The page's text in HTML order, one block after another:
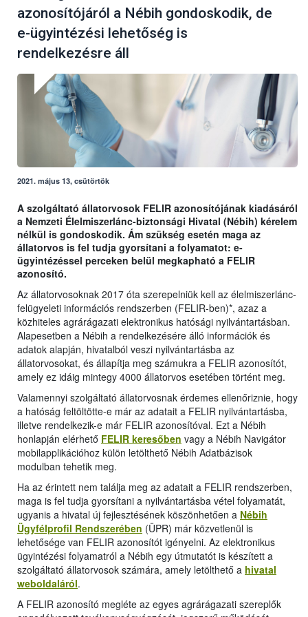
azonosítójáról a Nébih gondoskodik, de
e-ügyintézési lehetőség is
rendelkezésre áll
2021. május 13, csütörtök
A szolgáltató állatorvosok FELIR azonosítójának kiadásáról
a Nemzeti Élelmiszerlánc-biztonsági Hivatal (Nébih) kérelem
nélkül is gondoskodik. Ám szükség esetén maga az
állatorvos is fel tudja gyorsítani a folyamatot: e-
ügyintézéssel perceken belül megkapható a FELIR
azonosító.
Az állatorvosoknak 2017 óta szerepelniük kell az élelmiszerlánc-
felügyeleti információs rendszerben (FELIR-ben)*, azaz a
közhiteles agrárágazati elektronikus hatósági nyilvántartásban.
Alapesetben a Nébih a rendelkezésére álló információk és
adatok alapján, hivatalból veszi nyilvántartásba az
állatorvosokat, és állapítja meg számukra a FELIR azonosítót,
amely ez idáig mintegy 4000 állatorvos esetében történt meg.
Valamennyi szolgáltató állatorvosnak érdemes ellenőriznie, hogy
a hatóság feltöltötte-e már az adatait a FELIR nyilvántartásba,
illetve rendelkezik-e már FELIR azonosítóval. Ezt a Nébih
honlapján elérhető FELIR keresőben vagy a Nébih Navigátor
mobilapplikációhoz külön letölthető Nébih Adatbázisok
modulban tehetik meg.
Ha az érintett nem találja meg az adatait a FELIR rendszerben,
maga is fel tudja gyorsítani a nyilvántartásba vétel folyamatát,
ugyanis a hivatal új fejlesztésének köszönhetően a Nébih
Ügyfélprofil Rendszerében (ÜPR) már közvetlenül is
lehetősége van FELIR azonosítót igényelni. Az elektronikus
ügyintézési folyamatról a Nébih egy útmutatót is készített a
szolgáltató állatorvosok számára, amely letölthető a hivatal
weboldaláról.
A FELIR azonosító megléte az egyes agrárágazati szereplők